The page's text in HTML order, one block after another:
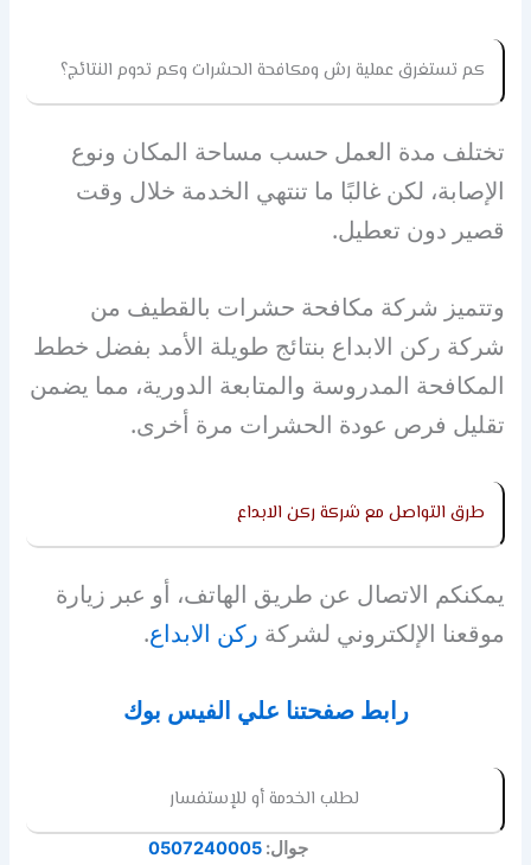
كم تستغرق عملية رش ومكافحة الحشرات وكم تدوم النتائج؟
تختلف مدة العمل حسب مساحة المكان ونوع
الإصابة، لكن غالبًا ما تنتهي الخدمة خلال وقت
قصير دون تعطيل.
وتتميز شركة مكافحة حشرات بالقطيف من
شركة ركن الابداع بنتائج طويلة الأمد بفضل خطط
المكافحة المدروسة والمتابعة الدورية، مما يضمن
تقليل فرص عودة الحشرات مرة أخرى.
طرق التواصل مع شركة ركن الابداع
يمكنكم الاتصال عن طريق الهاتف، أو عبر زيارة
موقعنا الإلكتروني لشركة ركن الابداع.
رابط صفحتنا علي الفيس بوك
لطلب الخدمة أو للإستفسار
جوال:0507240005